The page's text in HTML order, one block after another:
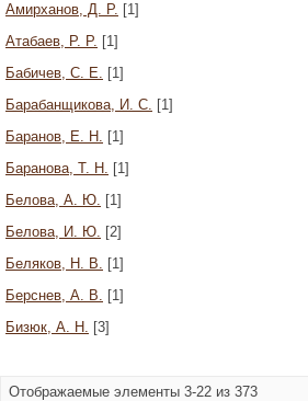
Амирханов, Д. Р. [1]
Атабаев, Р. Р. [1]
Бабичев, С. Е. [1]
Барабанщикова, И. С. [1]
Баранов, Е. Н. [1]
Баранова, Т. Н. [1]
Белова, А. Ю. [1]
Белова, И. Ю. [2]
Беляков, Н. В. [1]
Берснев, А. В. [1]
Бизюк, А. Н. [3]
Отображаемые элементы 3-22 из 373